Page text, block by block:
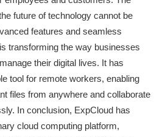
future of technology cannot be
features and seamless
transforming the way businesses
their digital lives. It has
tool for remote workers, enabling
files from anywhere and collaborate
In conclusion, ExpCloud has
cloud computing platform,